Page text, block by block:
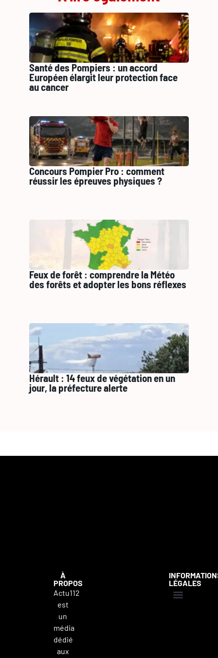
Santé des Pompiers : un accord
Européen élargit leur protection face
au cancer
Concours Pompier Pro : comment
réussir les épreuves physiques ?
Feux de forêt : comprendre la Météo
des forêts et adopter les bons réflexes
Hérault : 14 feux de végétation en un
jour, la préfecture alerte
À
PROPOS
Actu112
est
un
média
dédié
aux
LÉGALES